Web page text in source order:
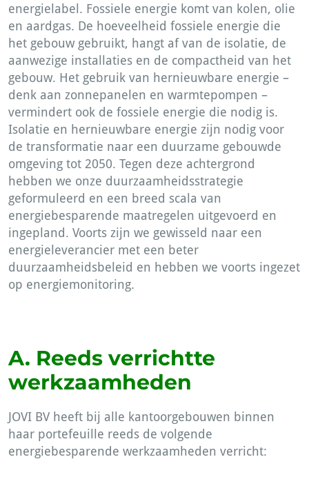
energielabel. Fossiele energie komt van kolen, olie
en aardgas. De hoeveelheid fossiele energie die
het gebouw gebruikt, hangt af van de isolatie, de
aanwezige installaties en de compactheid van het
gebouw. Het gebruik van hernieuwbare energie –
denk aan zonnepanelen en warmtepompen –
vermindert ook de fossiele energie die nodig is.
Isolatie en hernieuwbare energie zijn nodig voor
de transformatie naar een duurzame gebouwde
omgeving tot 2050. Tegen deze achtergrond
hebben we onze duurzaamheidsstrategie
geformuleerd en een breed scala van
energiebesparende maatregelen uitgevoerd en
ingepland. Voorts zijn we gewisseld naar een
energieleverancier met een beter
duurzaamheidsbeleid en hebben we voorts ingezet
op energiemonitoring.
A. Reeds verrichtte
werkzaamheden
JOVI BV heeft bij alle kantoorgebouwen binnen
haar portefeuille reeds de volgende
energiebesparende werkzaamheden verricht: